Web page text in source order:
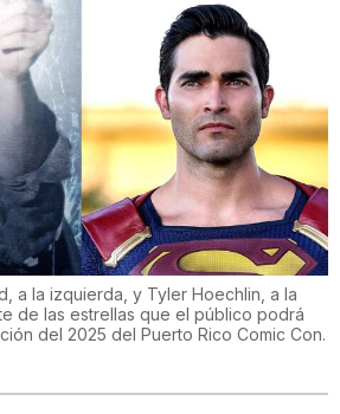
a la izquierda, y Tyler Hoechlin, a la
de las estrellas que el público podrá
del 2025 del Puerto Rico Comic Con.